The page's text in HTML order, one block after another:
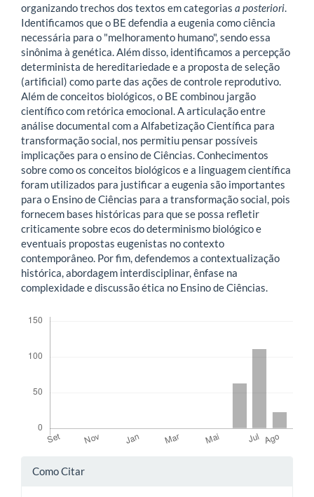
organizando trechos dos textos em categorias a posteriori.
Identificamos que o BE defendia a eugenia como ciência
necessária para o "melhoramento humano", sendo essa
sinônima à genética. Além disso, identificamos a percepção
determinista de hereditariedade e a proposta de seleção
(artificial) como parte das ações de controle reprodutivo.
Além de conceitos biológicos, o BE combinou jargão
científico com retórica emocional. A articulação entre
análise documental com a Alfabetização Científica para
transformação social, nos permitiu pensar possíveis
implicações para o ensino de Ciências. Conhecimentos
sobre como os conceitos biológicos e a linguagem científica
foram utilizados para justificar a eugenia são importantes
para o Ensino de Ciências para a transformação social, pois
fornecem bases históricas para que se possa refletir
criticamente sobre ecos do determinismo biológico e
eventuais propostas eugenistas no contexto
contemporâneo. Por fim, defendemos a contextualização
histórica, abordagem interdisciplinar, ênfase na
complexidade e discussão ética no Ensino de Ciências.
Detalhes
Como Citar